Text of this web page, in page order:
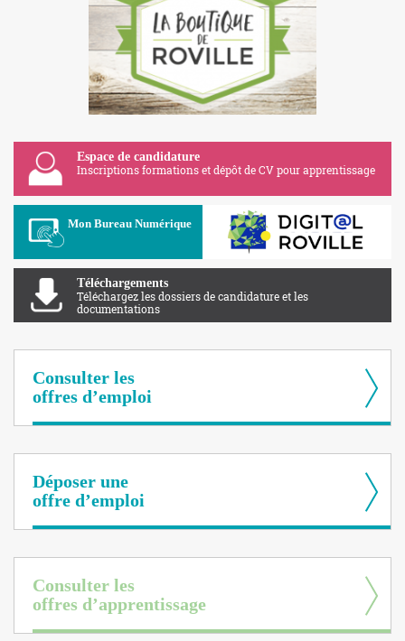
Espace de candidature
Inscriptions formations et dépôt de CV pour apprentissage
Mon Bureau Numérique Apolearn
Téléchargements
Téléchargez les dossiers de candidature et les
documentations
Consulter les
offres d’emploi
Déposer une
offre d’emploi
Consulter les
offres d’apprentissage